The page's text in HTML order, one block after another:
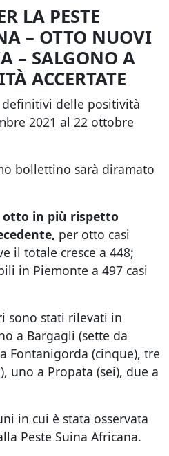
LA PESTE
– OTTO NUOVI
– SALGONO A
ACCERTATE
delle positività
2021 al 22 ottobre
bollettino sarà diramato
otto in più rispetto
per otto casi
il totale cresce a 448;
in Piemonte a 497 casi
sono stati rilevati in
a Bargagli (sette da
Fontanigorda (cinque), tre
uno a Propata (sei), due a
in cui è stata osservata
Peste Suina Africana.